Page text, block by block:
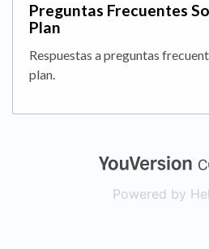
Preguntas Frecuentes
Plan
Respuestas a preguntas
plan.
Powered by